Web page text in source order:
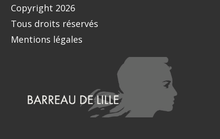
Copyright 2026
Tous droits réservés
Mentions légales